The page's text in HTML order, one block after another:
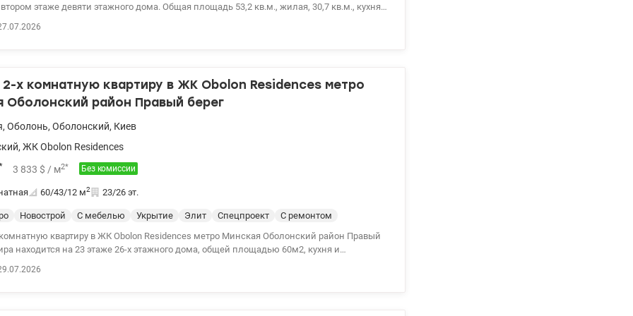
девяти этажного дома. Общая площадь 53,2 кв.м., жилая, 30,7 кв.м., кухня
х комнатную квартиру в ЖК Obolon Residences метро
Оболонский район Правый берег
, Оболонь, Оболонский, Киев
, ЖК Obolon Residences
3 833 $ / м2* Без комиссии
60/43/12 м2 23/26 эт.
Новострой С мебелью Укрытие Элит Спецпроект
С ремонтом
квартиру в ЖК Obolon Residences метро Минская Оболонский район Правый
находится на 23 этаже 26-х этажного дома, общей площадью 60м2, кухня и